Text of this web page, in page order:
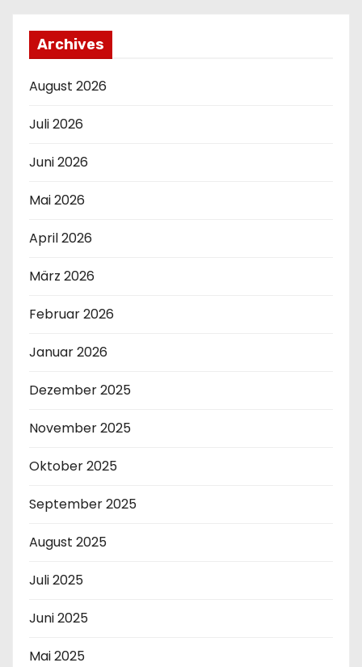
Archives
August 2026
Juli 2026
Juni 2026
Mai 2026
April 2026
März 2026
Februar 2026
Januar 2026
Dezember 2025
November 2025
Oktober 2025
September 2025
August 2025
Juli 2025
Juni 2025
Mai 2025